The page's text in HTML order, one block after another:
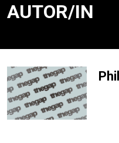
AUTOR/IN